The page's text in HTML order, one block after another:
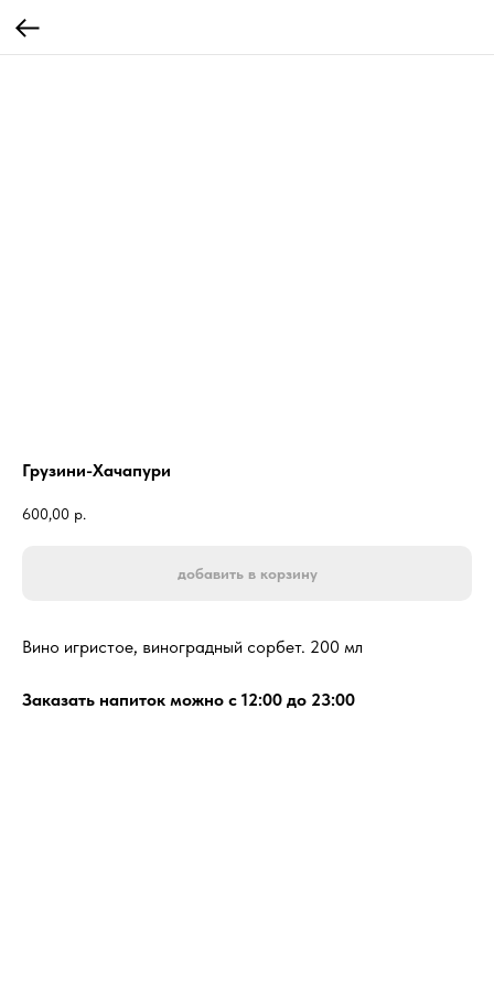
Грузини-Хачапури
600,00 р.
добавить в корзину
Вино игристое, виноградный сорбет. 200 мл
Заказать напиток можно с 12:00 до 23:00